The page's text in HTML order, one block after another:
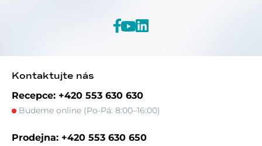
Kontaktujte nás
Recepce: +420 553 630 630
Budeme online (Po-Pá: 8:00–16:00)
Prodejna: +420 553 630 650